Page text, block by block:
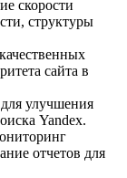
скорости
структуры
сайта в
улучшения
Yandex.
отчетов для